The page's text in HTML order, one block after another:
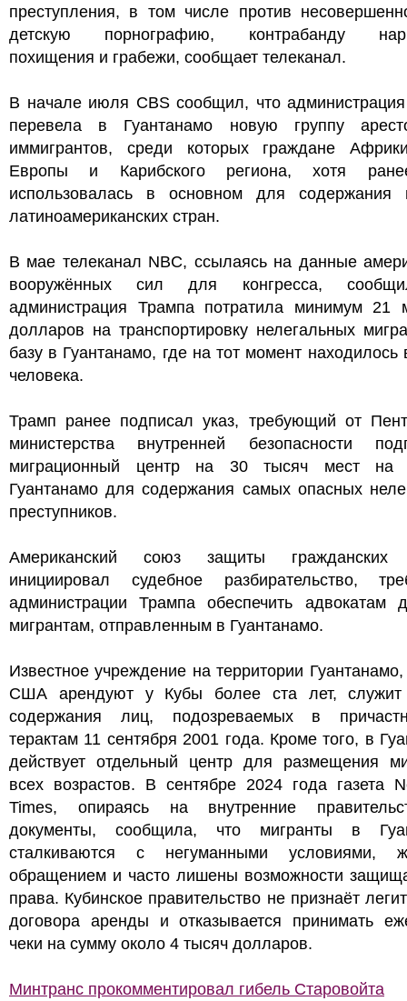
преступления, в том числе против
детскую порнографию, контрабанду
похищения и грабежи, сообщает телеканал.
В начале июля CBS сообщил, что
перевела в Гуантанамо новую группу
иммигрантов, среди которых граждане
Европы и Карибского региона, хотя
использовалась в основном для содержания
латиноамериканских стран.
В мае телеканал NBC, ссылаясь на данные
вооружённых сил для конгресса,
администрация Трампа потратила минимум 21
долларов на транспортировку нелегальных
базу в Гуантанамо, где на тот момент находилось
человека.
Трамп ранее подписал указ, требующий от
министерства внутренней безопасности
миграционный центр на 30 тысяч мест на
Гуантанамо для содержания самых опасных
преступников.
Американский союз защиты гражданских
инициировал судебное разбирательство,
администрации Трампа обеспечить адвокатам
мигрантам, отправленным в Гуантанамо.
Известное учреждение на территории Гуантанамо,
США арендуют у Кубы более ста лет, служит
содержания лиц, подозреваемых в
терактам 11 сентября 2001 года. Кроме того, в
действует отдельный центр для размещения
всех возрастов. В сентябре 2024 года газета
Times, опираясь на внутренние
документы, сообщила, что мигранты в
сталкиваются с негуманными условиями,
обращением и часто лишены возможности
права. Кубинское правительство не признаёт
договора аренды и отказывается принимать
чеки на сумму около 4 тысяч долларов.
Минтранс прокомментировал гибель Старовойта